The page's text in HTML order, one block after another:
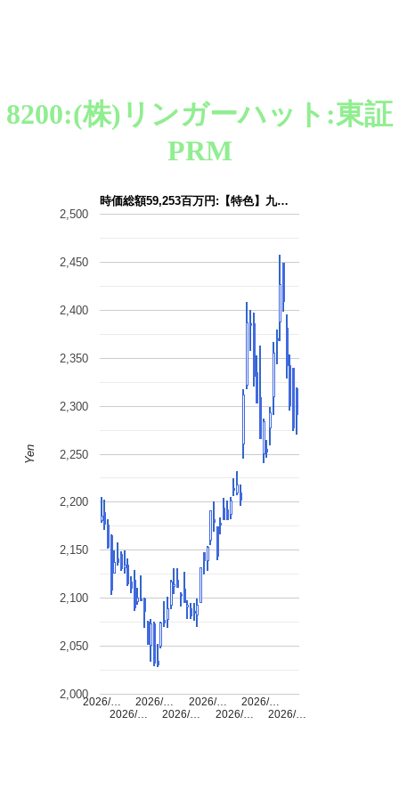
8200:(株)リンガーハット:東証
PRM
時価総額59,253百万円:【特色】九…
2026/…
2026/…
2026/…
2026/…
2026/…
2026/…
2026/…
2026/…
2,000
2,050
2,100
2,150
2,200
2,250
2,300
2,350
2,400
2,450
2,500
Yen